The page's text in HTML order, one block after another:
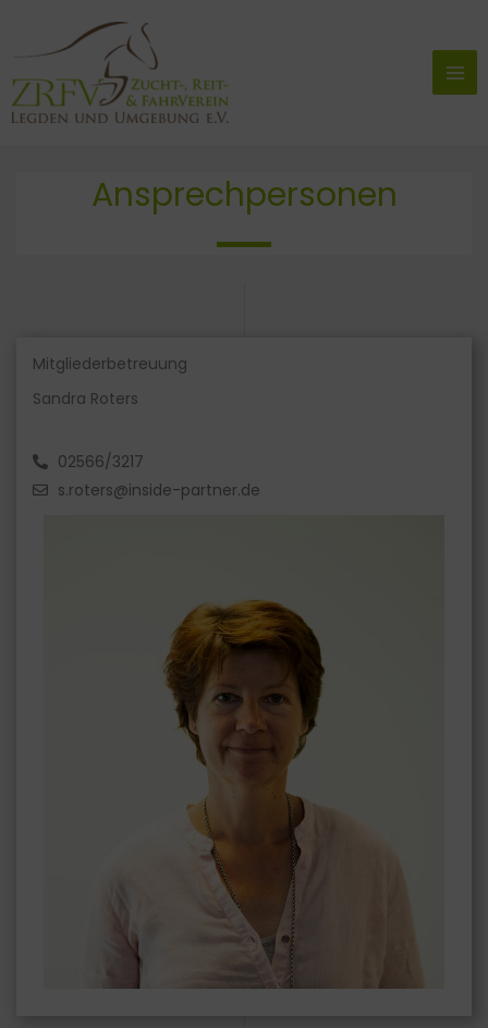
Ansprechpersonen
Mitgliederbetreuung
Sandra Roters
02566/3217
s.roters@inside-partner.de